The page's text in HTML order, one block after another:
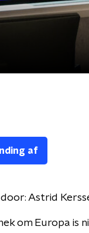
af
Astrid
om Europa is